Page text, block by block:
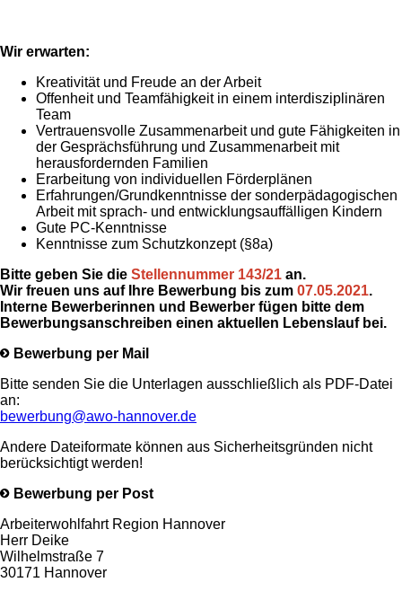
Wir erwarten:
Kreativität und Freude an der Arbeit
Offenheit und Teamfähigkeit in einem interdisziplinären
Team
Vertrauensvolle Zusammenarbeit und gute Fähigkeiten in
der Gesprächsführung und Zusammenarbeit mit
herausfordernden Familien
Erarbeitung von individuellen Förderplänen
Erfahrungen/Grundkenntnisse der sonderpädagogischen
Arbeit mit sprach- und entwicklungsauffälligen Kindern
Gute PC-Kenntnisse
Kenntnisse zum Schutzkonzept (§8a)
Bitte geben Sie die Stellennummer 143/21 an.
Wir freuen uns auf Ihre Bewerbung bis zum 07.05.2021.
Interne Bewerberinnen und Bewerber fügen bitte dem
Bewerbungsanschreiben einen aktuellen Lebenslauf bei.
Bewerbung per Mail
Bitte senden Sie die Unterlagen ausschließlich als PDF-Datei
an:
bewerbung@awo-hannover.de
Andere Dateiformate können aus Sicherheitsgründen nicht
berücksichtigt werden!
Bewerbung per Post
Arbeiterwohlfahrt Region Hannover
Herr Deike
Wilhelmstraße 7
30171 Hannover